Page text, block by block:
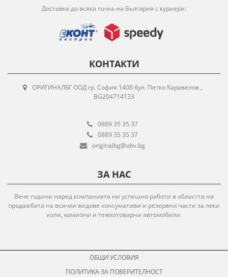
Доставка до всяка точка на България с куриери:
КОНТАКТИ
ОРИГИНАЛБГ ООД гр. София 1408 бул. Петко Каравелов ,
BG204714133
0889 35 35 37
0889 35 35 37
originalbg@abv.bg
ЗА НАС
Вече години наред компанията ни успешно работи в областта на
продажбата на всички видове консумативи и резервни части за леки
коли, камиони и тежкотоварни автомобили.
ОБЩИ УСЛОВИЯ
ПОЛИТИКА ЗА ПОВЕРИТЕЛНОСТ